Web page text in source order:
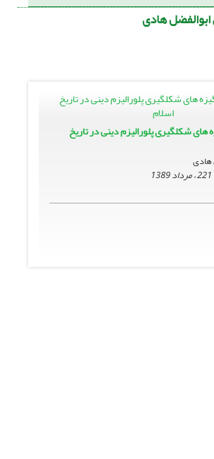
هادى
هاى شکل‏گیرى پلورالیزم دینى در تاریخ